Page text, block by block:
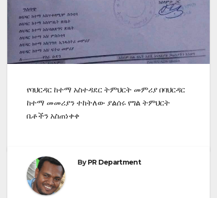
የባህርዳር ከተማ አስተዳደር ትምህርት መምሪያ በባህርዳር
ከተማ መመሪያን ተከትለው ያልሰሩ የግል ትምህርት
ቤቶችን አስጠነቀቀ
ByPR Department